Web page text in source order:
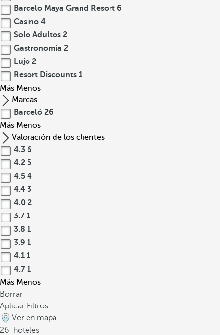
Barcelo Maya Grand Resort 6
Casino 4
Solo Adultos 2
Gastronomía 2
Lujo 2
Resort Discounts 1
Más Menos
Marcas
Barceló 26
Más Menos
Valoración de los clientes
4.3 6
4.2 5
4.5 4
4.4 3
4.0 2
3.7 1
3.8 1
3.9 1
4.1 1
4.7 1
Más Menos
Borrar
Aplicar Filtros
Ver en mapa
26
hoteles